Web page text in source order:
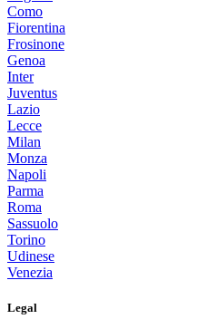
Como
Fiorentina
Frosinone
Genoa
Inter
Juventus
Lazio
Lecce
Milan
Monza
Napoli
Parma
Roma
Sassuolo
Torino
Udinese
Venezia
Legal